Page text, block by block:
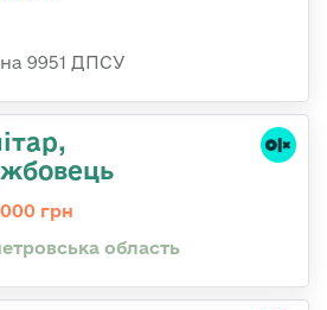
9951 ДПСУ
грн
область